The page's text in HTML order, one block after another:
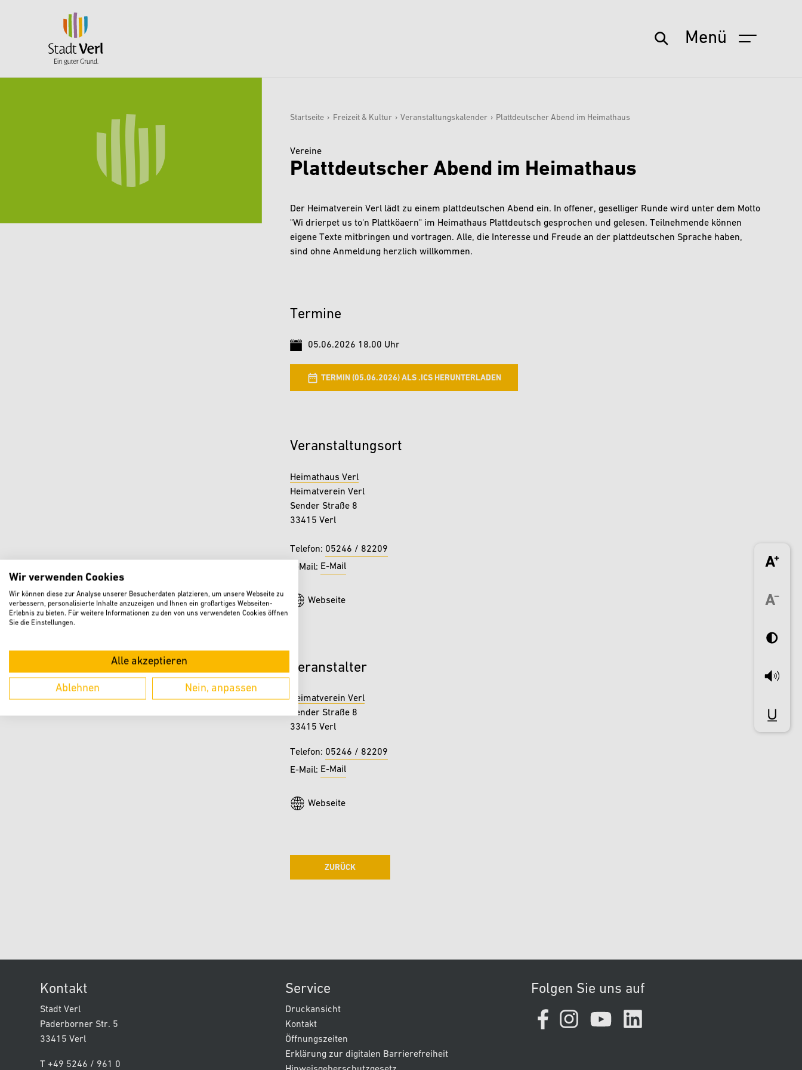
Zum Hauptinhalt springen Menü
Sie sind hier:
Startseite › Freizeit & Kultur › Veranstaltungskalender › Plattdeutscher Abend im Heimathaus
Vereine
Plattdeutscher Abend im Heimathaus
Der Heimatverein Verl lädt zu einem plattdeutschen Abend ein. In offener, geselliger Runde wird unter dem Motto
"Wi drierpet us to'n Plattköaern" im Heimathaus Plattdeutsch gesprochen und gelesen. Teilnehmende können
eigene Texte mitbringen und vortragen. Alle, die Interesse und Freude an der plattdeutschen Sprache haben,
sind ohne Anmeldung herzlich willkommen.
Termine
05.06.2026 18.00 Uhr
TERMIN (05.06.2026) ALS .ICS HERUNTERLADEN
Veranstaltungsort
Heimathaus Verl
Heimatverein Verl
Sender Straße 8
33415 Verl
Telefon: 05246 / 82209
E-Mail: E-Mail
Webseite
Veranstalter
Heimatverein Verl
Sender Straße 8
33415 Verl
Telefon: 05246 / 82209
E-Mail: E-Mail
Webseite
ZURÜCK
Kontakt
Stadt Verl
Paderborner Str. 5
33415 Verl
T +49 5246 / 961 0
Service
Druckansicht
Kontakt
Öffnungszeiten
Erklärung zur digitalen Barrierefreiheit
Folgen Sie uns auf
Wir verwenden Cookies
Wir können diese zur Analyse unserer Besucherdaten platzieren, um unsere Webseite zu
verbessern, personalisierte Inhalte anzuzeigen und Ihnen ein großartiges Webseiten-
Erlebnis zu bieten. Für weitere Informationen zu den von uns verwendeten Cookies öffnen
Sie die Einstellungen.
Alle akzeptieren
Ablehnen Nein, anpassen